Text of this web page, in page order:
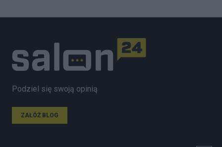
Podziel się swoją opinią
ZAŁÓŻ BLOG